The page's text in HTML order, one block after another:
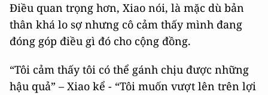
Điều quan trọng hơn, Xiao nói, là mặc dù bản
thân khá lo sợ nhưng cô cảm thấy mình đang
đóng góp điều gì đó cho cộng đồng.
“Tôi cảm thấy tôi có thể gánh chịu được những
hậu quả” – Xiao kể - “Tôi muốn vượt lên trên lợi